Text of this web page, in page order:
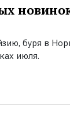
буря в
июля.